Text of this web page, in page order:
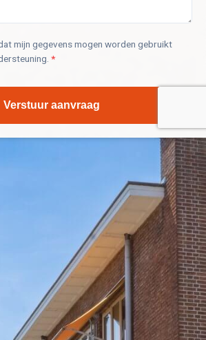
mijn gegevens mogen worden gebruikt
*
Verstuur aanvraag